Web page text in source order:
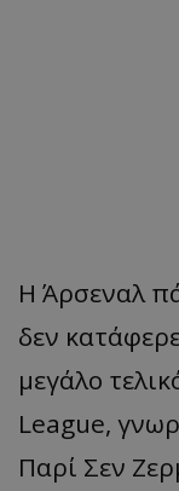
Η Άρσεναλ
δεν
μεγάλο
League,
Παρί Σεν